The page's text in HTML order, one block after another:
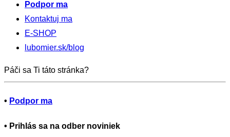
Podpor ma
Kontaktuj ma
E-SHOP
lubomier.sk/blog
Páči sa Ti táto stránka?
• Podpor ma
• Prihlás sa na odber noviniek